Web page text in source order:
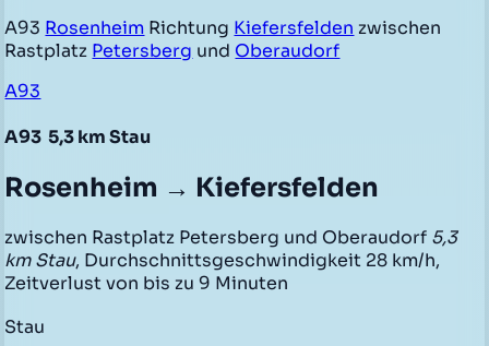
A93 Rosenheim Richtung Kiefersfelden zwischen
Rastplatz Petersberg und Oberaudorf
A93
A93 5,3 km Stau
Rosenheim → Kiefersfelden
zwischen Rastplatz Petersberg und Oberaudorf 5,3
km Stau, Durchschnittsgeschwindigkeit 28 km/h,
Zeitverlust von bis zu 9 Minuten
Stau